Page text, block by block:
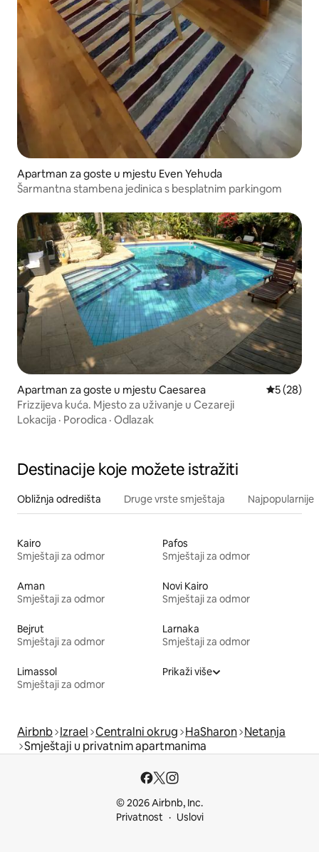
Apartman za goste u mjestu Even Yehuda
Šarmantna stambena jedinica s besplatnim parkingom
Apartman za goste u mjestu Caesarea Prosječna
5 (28)
Frizzijeva kuća. Mjesto za uživanje u Cezareji
Lokacija · Porodica · Odlazak
Destinacije koje možete istražiti
Obližnja odredišta Druge vrste smještaja Najpopularnije
Kairo
Smještaji za odmor
Pafos
Smještaji za odmor
Aman
Smještaji za odmor
Novi Kairo
Smještaji za odmor
Bejrut
Smještaji za odmor
Larnaka
Smještaji za odmor
Limassol
Smještaji za odmor
Prikaži više
Airbnb Izrael Centralni okrug HaSharon Netanja
Smještaji u privatnim apartmanima
© 2026 Airbnb, Inc.
Privatnost
Uslovi